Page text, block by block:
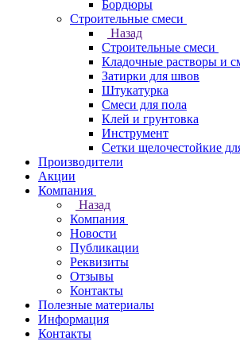
Бордюры
Строительные смеси
Назад
Строительные смеси
Кладочные растворы и
Затирки для швов
Штукатурка
Смеси для пола
Клей и грунтовка
Инструмент
Сетки щелочестойкие
Производители
Акции
Компания
Назад
Компания
Новости
Публикации
Реквизиты
Отзывы
Контакты
Полезные материалы
Информация
Контакты